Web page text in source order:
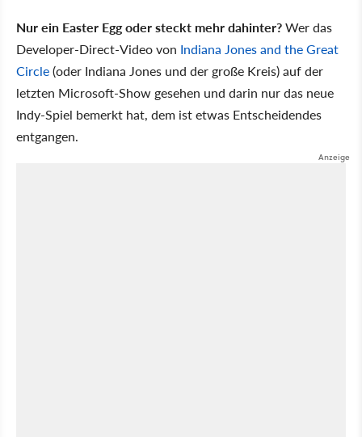
Nur ein Easter Egg oder steckt mehr dahinter?Wer das
Developer-Direct-Video von Indiana Jones and the Great
Circle(oder Indiana Jones und der große Kreis) auf der
letzten Microsoft-Show gesehen und darin nur das neue
Indy-Spiel bemerkt hat, dem ist etwas Entscheidendes
entgangen.